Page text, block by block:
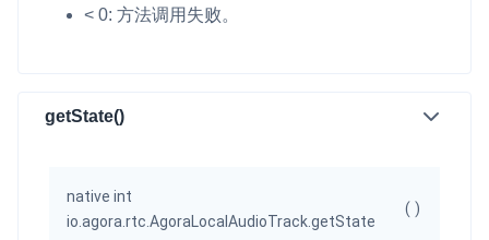
< 0: 方法调用失败。
getState()
native int
io.agora.rtc.AgoraLocalAudioTrack.getState
( )